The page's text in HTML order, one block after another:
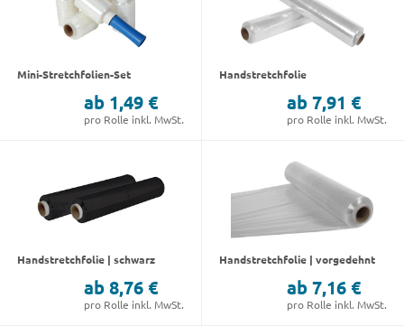
Mini-Stretchfolien-Set
ab 1,49 €
pro Rolle inkl. MwSt.
Handstretchfolie
ab 7,91 €
pro Rolle inkl. MwSt.
Handstretchfolie | schwarz
ab 8,76 €
pro Rolle inkl. MwSt.
Handstretchfolie | vorgedehnt
ab 7,16 €
pro Rolle inkl. MwSt.